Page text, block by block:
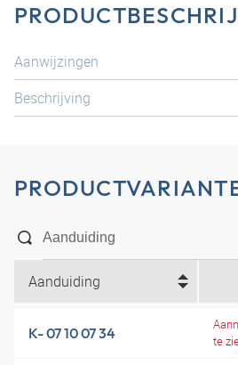
Aanwijzingen
Beschrijving
Aanduiding
K- 07 10 07 34
te